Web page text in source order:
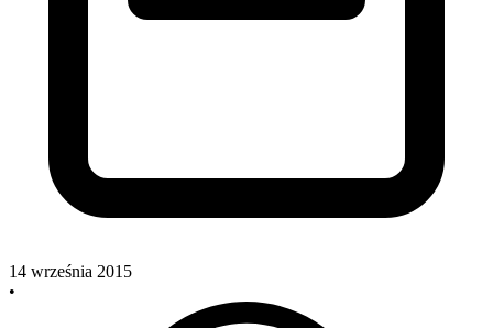
14 września 2015
•